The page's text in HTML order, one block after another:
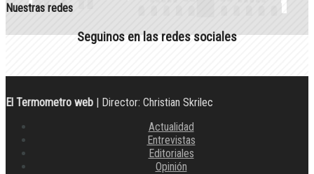
Nuestras redes
Seguinos en las redes sociales
El Termometro web | Director: Christian Skrilec
Actualidad
Entrevistas
Editoriales
Opinión